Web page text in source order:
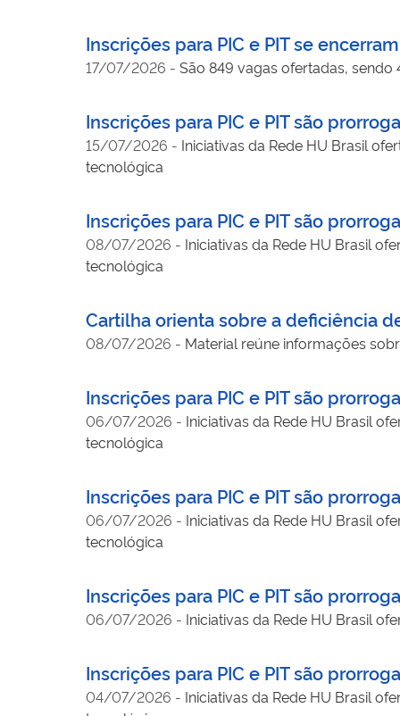
Inscrições para PIC e PIT se
17/07/2026 - São 849 vagas ofertadas, sendo
Inscrições para PIC e PIT são
15/07/2026 - Iniciativas da Rede HU Brasil
tecnológica
Inscrições para PIC e PIT são
08/07/2026 - Iniciativas da Rede HU Brasil
tecnológica
Cartilha orienta sobre a deficiência
08/07/2026 - Material reúne informações
Inscrições para PIC e PIT são
06/07/2026 - Iniciativas da Rede HU Brasil
tecnológica
Inscrições para PIC e PIT são
06/07/2026 - Iniciativas da Rede HU Brasil
tecnológica
Inscrições para PIC e PIT são
06/07/2026 - Iniciativas da Rede HU Brasil
Inscrições para PIC e PIT são
04/07/2026 - Iniciativas da Rede HU Brasil